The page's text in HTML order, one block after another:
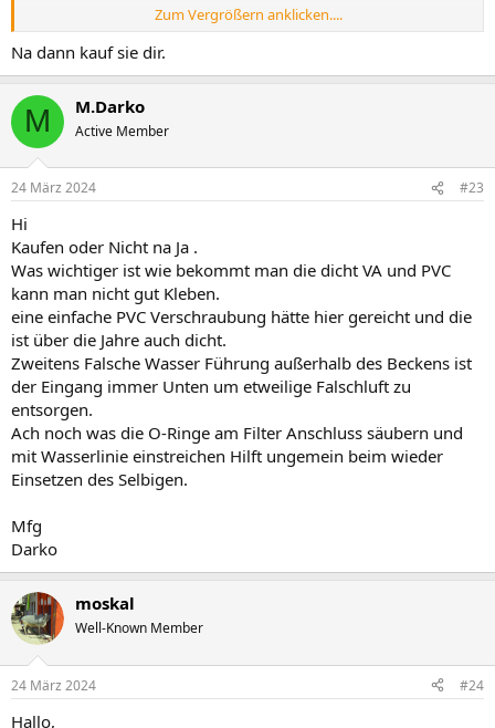
Grüße, Markus
Zum Vergrößern anklicken....
Na dann kauf sie dir.
M M.Darko
Active Member
24 März 2024 #23
Hi
Kaufen oder Nicht na Ja .
Was wichtiger ist wie bekommt man die dicht VA und PVC
kann man nicht gut Kleben.
eine einfache PVC Verschraubung hätte hier gereicht und die
ist über die Jahre auch dicht.
Zweitens Falsche Wasser Führung außerhalb des Beckens ist
der Eingang immer Unten um etweilige Falschluft zu
entsorgen.
Ach noch was die O-Ringe am Filter Anschluss säubern und
mit Wasserlinie einstreichen Hilft ungemein beim wieder
Einsetzen des Selbigen.
Mfg
Darko
moskal
Well-Known Member
24 März 2024 #24
Hallo,